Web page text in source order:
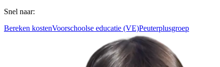
Snel naar:
Bereken kostenVoorschoolse educatie (VE)Peuterplusgroep